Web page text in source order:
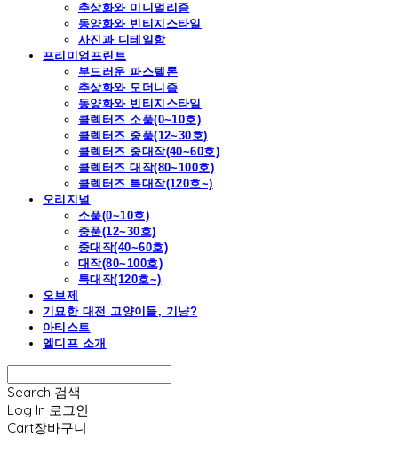
추상화와 미니멀리즘
동양화와 빈티지스타일
사진과 디테일함
프리미엄프린트
부드러운 파스텔톤
추상화와 모더니즘
동양화와 빈티지스타일
콜렉터즈 소품(0~10호)
콜렉터즈 중품(12~30호)
콜렉터즈 중대작(40~60호)
콜렉터즈 대작(80~100호)
콜렉터즈 특대작(120호~)
오리지널
소품(0~10호)
중품(12~30호)
중대작(40~60호)
대작(80~100호)
특대작(120호~)
오브제
기묘한 대전 고양이들, 기냥?
아티스트
엘디프 소개
Search 검색
Log In 로그인
Cart장바구니